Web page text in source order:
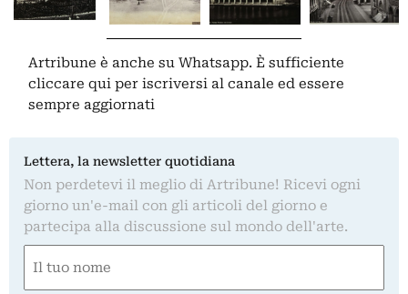
Artribune è anche su Whatsapp. È sufficiente
cliccare qui per iscriversi al canale ed essere
sempre aggiornati
Lettera, la newsletter quotidiana
Non perdetevi il meglio di Artribune! Ricevi ogni
giorno un'e-mail con gli articoli del giorno e
partecipa alla discussione sul mondo dell'arte.
(Obbligatorio)